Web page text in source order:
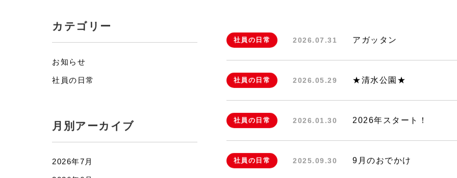
社員の日常 2026.07.31 アガッタン
社員の日常 2026.05.29 ★清水公園★
社員の日常 2026.01.30 2026年スタート！
社員の日常 2025.09.30 9月のおでかけ
カテゴリー
お知らせ
社員の日常
月別アーカイブ
2026年7月